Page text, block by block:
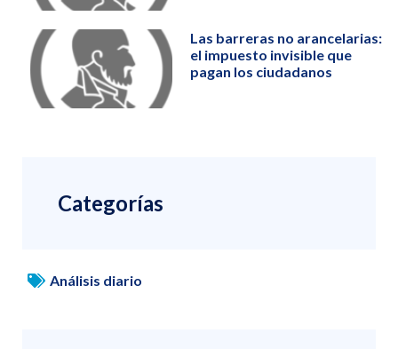
Las barreras no arancelarias:
el impuesto invisible que
pagan los ciudadanos
Categorías
Análisis diario